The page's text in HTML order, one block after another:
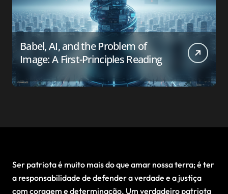
Babel, AI, and the Problem of
Image: A First-Principles Reading
Ser patriota é muito mais do que amar nossa terra; é ter
a responsabilidade de defender a verdade e a justiça
com coragem e determinação. Um verdadeiro patriota